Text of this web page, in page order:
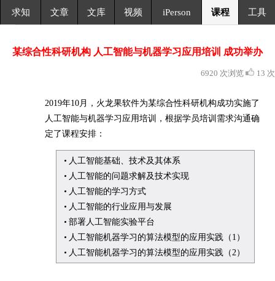
求知 文章 文库 视频 iPerson 课程 工具
某综合性科研机构 人工智能与机器学习应用培训 成功举办
6920 次浏览 13 次
2019年10月，火龙果软件为某综合性科研机构成功实施了
人工智能与机器学习应用培训，根据学员培训需求沟通确
定了课程安排：
人工智能基础、技术及其体系
人工智能的问题求解及技术实现
人工智能的学习方式
人工智能的行业应用与发展
部署人工智能实验平台
人工智能机器学习的算法模型的应用实践（1）
人工智能机器学习的算法模型的应用实践（2）